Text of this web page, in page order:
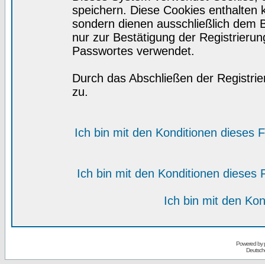
speichern. Diese Cookies enthalten
sondern dienen ausschließlich dem
nur zur Bestätigung der
Passwortes verwendet.
Durch das Abschließen der
zu.
Ich bin mit den Konditionen dieses
Ich bin mit den Konditionen dieses
Ich bin mit den
Powered by